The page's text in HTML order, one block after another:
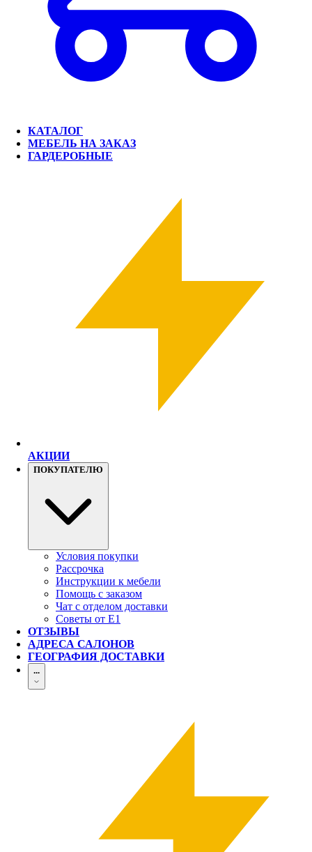
КАТАЛОГ
МЕБЕЛЬ НА ЗАКАЗ
ГАРДЕРОБНЫЕ
АКЦИИ
ПОКУПАТЕЛЮ
Условия покупки
Рассрочка
Инструкции к мебели
Помощь с заказом
Чат с отделом доставки
Советы от Е1
ОТЗЫВЫ
АДРЕСА САЛОНОВ
ГЕОГРАФИЯ ДОСТАВКИ
...